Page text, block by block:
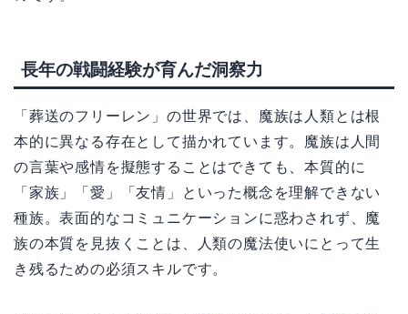
長年の戦闘経験が育んだ洞察力
「葬送のフリーレン」の世界では、魔族は人類とは根
本的に異なる存在として描かれています。魔族は人間
の言葉や感情を擬態することはできても、本質的に
「家族」「愛」「友情」といった概念を理解できない
種族。表面的なコミュニケーションに惑わされず、魔
族の本質を見抜くことは、人類の魔法使いにとって生
き残るための必須スキルです。